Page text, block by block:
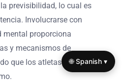
previsibilidad, lo cual es
Involucrarse con
mental proporciona
y mecanismos de
que los atletas mantengan
🌐 Spanish ▾